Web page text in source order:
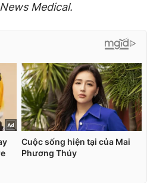
News Medical.